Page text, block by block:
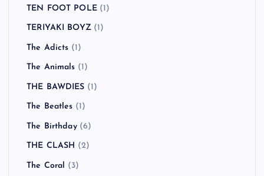
TEN FOOT POLE(1)
TERIYAKI BOYZ(1)
The Adicts (1)
The Animals (1)
THE BAWDIES (1)
The Beatles (1)
The Birthday(6)
THE CLASH (2)
The Coral (3)